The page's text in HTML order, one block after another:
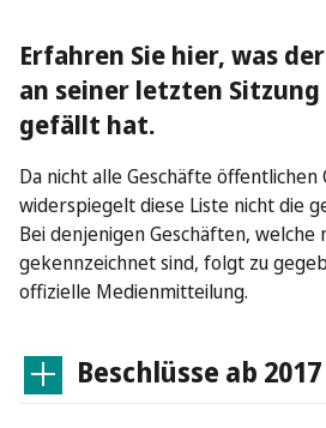
Erfahren Sie hier, was
an seiner letzten
gefällt hat.
Da nicht alle Geschäfte
widerspiegelt diese Liste nicht die
Bei denjenigen Geschäften,
gekennzeichnet sind, folgt zu
offizielle Medienmitteilung.
Beschlüsse ab 2017